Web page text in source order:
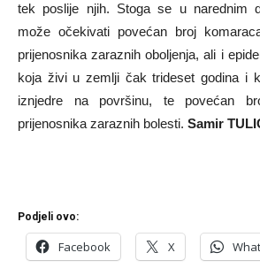
tek poslije njih. Stoga se u narednim
može očekivati povećan broj
prijenosnika zaraznih oboljenja, ali i
koja živi u zemlji čak trideset godina i
iznjedre na površinu, te povećan
prijenosnika zaraznih bolesti. Samir
Podjeli ovo:
Facebook X